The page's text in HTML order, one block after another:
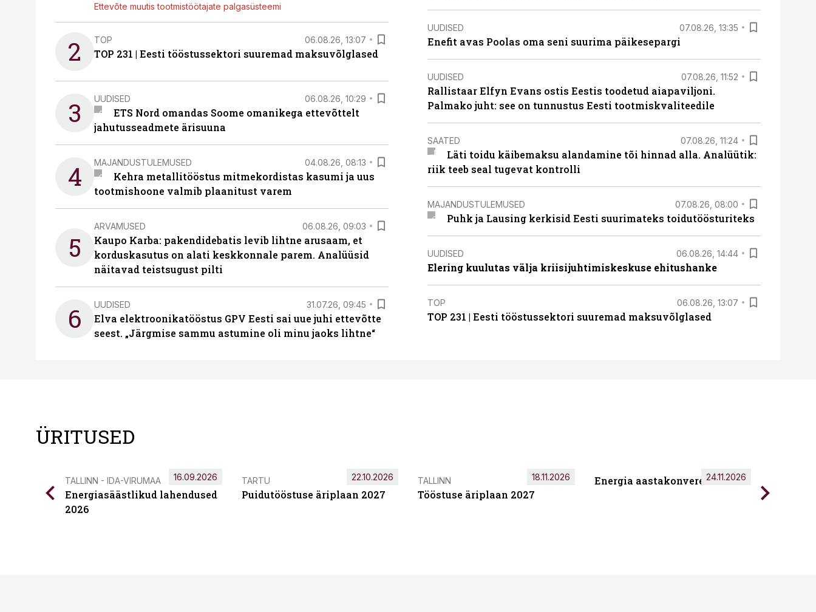
Ettevõte muutis tootmistöötajate palgasüsteemi
2 TOP 06.08.26, 13:07
TOP 231 | Eesti tööstussektori suuremad maksuvõlglased
3 UUDISED 06.08.26, 10:29
ETS Nord omandas Soome omanikega ettevõttelt
jahutusseadmete ärisuuna
4 MAJANDUSTULEMUSED 04.08.26, 08:13
Kehra metallitööstus mitmekordistas kasumi ja uus
tootmishoone valmib plaanitust varem
5
ARVAMUSED 06.08.26, 09:03
Kaupo Karba: pakendidebatis levib lihtne arusaam, et
korduskasutus on alati keskkonnale parem. Analüüsid
näitavad teistsugust pilti
6 UUDISED 31.07.26, 09:45
Elva elektroonikatööstus GPV Eesti sai uue juhi ettevõtte
seest. „Järgmise sammu astumine oli minu jaoks lihtne“
UUDISED 07.08.26, 13:35
Enefit avas Poolas oma seni suurima päikesepargi
UUDISED 07.08.26, 11:52
Rallistaar Elfyn Evans ostis Eestis toodetud aiapaviljoni.
Palmako juht: see on tunnustus Eesti tootmiskvaliteedile
SAATED 07.08.26, 11:24
Läti toidu käibemaksu alandamine tõi hinnad alla. Analüütik:
riik teeb seal tugevat kontrolli
MAJANDUSTULEMUSED 07.08.26, 08:00
Puhk ja Lausing kerkisid Eesti suurimateks toidutöösturiteks
UUDISED 06.08.26, 14:44
Elering kuulutas välja kriisijuhtimiskeskuse ehitushanke
TOP 06.08.26, 13:07
TOP 231 | Eesti tööstussektori suuremad maksuvõlglased
ÜRITUSED
TALLINN - IDA-VIRUMAA
Energiasäästlikud lahendused
2026
16.09.2026 TARTU
Puidutööstuse äriplaan 2027
22.10.2026 TALLINN
Tööstuse äriplaan 2027
18.11.2026 Energia aastakonverents 2026
24.11.2026